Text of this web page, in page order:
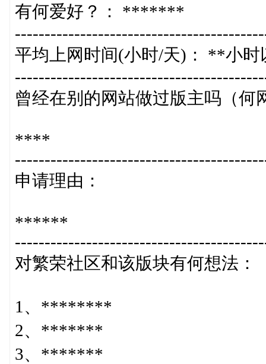
有何爱好？： *******
平均上网时间(小时/天)： **小时
曾经在别的网站做过版主吗（何
****
申请理由：
******
对繁荣社区和该版块有何想法：
1、********
2、*******
3、*******